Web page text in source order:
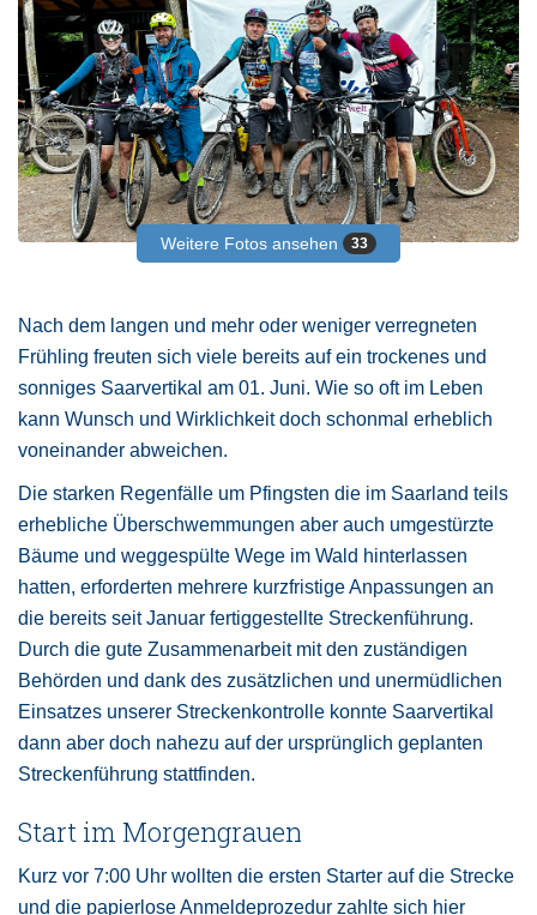
Weitere Fotos ansehen 33
Nach dem langen und mehr oder weniger verregneten
Frühling freuten sich viele bereits auf ein trockenes und
sonniges Saarvertikal am 01. Juni. Wie so oft im Leben
kann Wunsch und Wirklichkeit doch schonmal erheblich
voneinander abweichen.
Die starken Regenfälle um Pfingsten die im Saarland teils
erhebliche Überschwemmungen aber auch umgestürzte
Bäume und weggespülte Wege im Wald hinterlassen
hatten, erforderten mehrere kurzfristige Anpassungen an
die bereits seit Januar fertiggestellte Streckenführung.
Durch die gute Zusammenarbeit mit den zuständigen
Behörden und dank des zusätzlichen und unermüdlichen
Einsatzes unserer Streckenkontrolle konnte Saarvertikal
dann aber doch nahezu auf der ursprünglich geplanten
Streckenführung stattfinden.
Start im Morgengrauen
Kurz vor 7:00 Uhr wollten die ersten Starter auf die Strecke
und die papierlose Anmeldeprozedur zahlte sich hier